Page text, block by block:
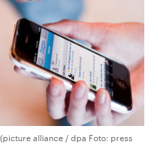
alliance / dpa Foto: press